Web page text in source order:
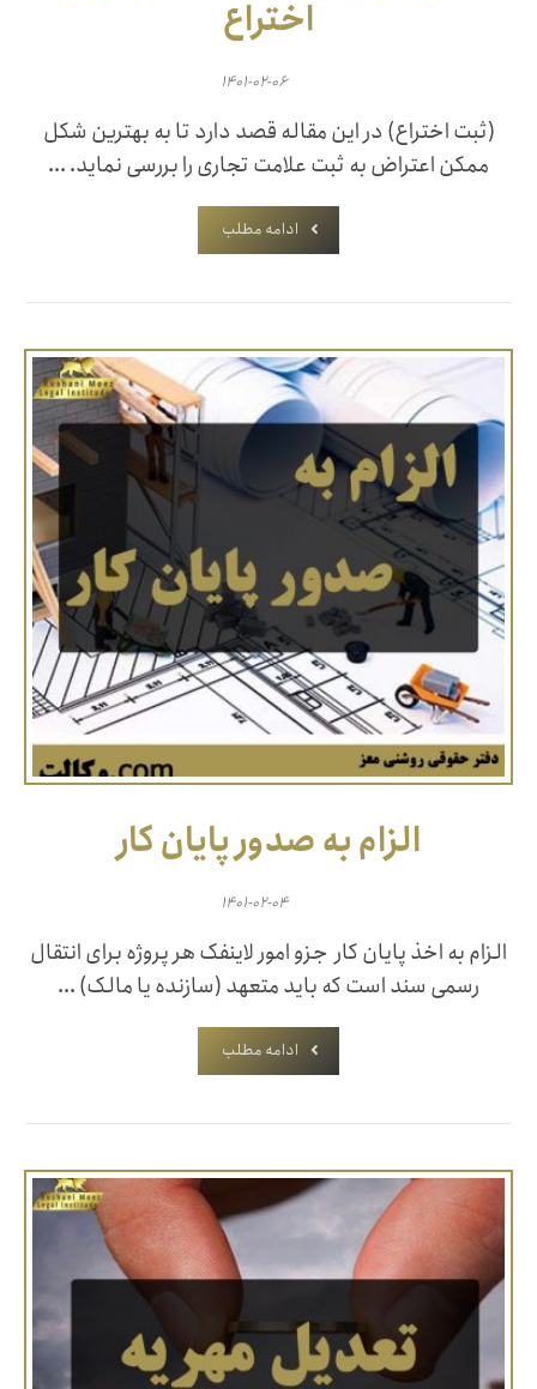
اختراع
۱۴۰۱-۰۲-۰۶
(ثبت اختراع) در این مقاله قصد دارد تا به بهترین شکل
ممکن اعتراض به ثبت علامت تجاری را بررسی نماید. ...
ادامه مطلب
الزام به صدور پایان کار
۱۴۰۱-۰۲-۰۴
الزام به اخذ پایان کار جزو امور لاینفک هر پروژه برای انتقال
رسمی سند است که باید متعهد (سازنده یا مالک) ...
ادامه مطلب